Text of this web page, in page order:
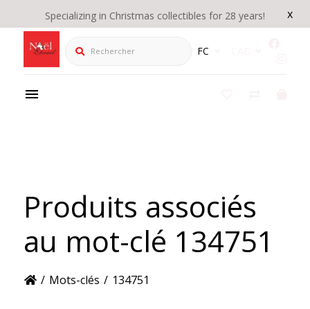
x
Specializing in Christmas collectibles for 28 years!
Rechercher FC
Produits associés
au mot-clé 134751
/ Mots-clés / 134751